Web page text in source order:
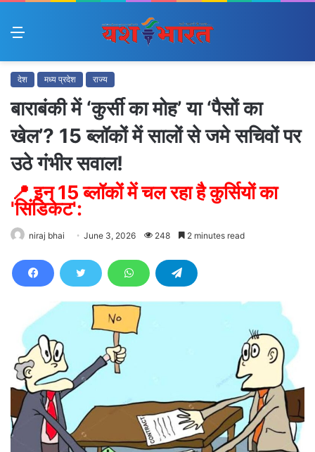
Menu
देश मध्य प्रदेश राज्य
बाराबंकी में ‘कुर्सी का मोह’ या ‘पैसों का
खेल’? 15 ब्लॉकों में सालों से जमे सचिवों पर
उठे गंभीर सवाल!
📍 इन 15 ब्लॉकों में चल रहा है कुर्सियों का
'सिंडिकेट':
niraj bhai June 3, 2026 248 2 minutes read